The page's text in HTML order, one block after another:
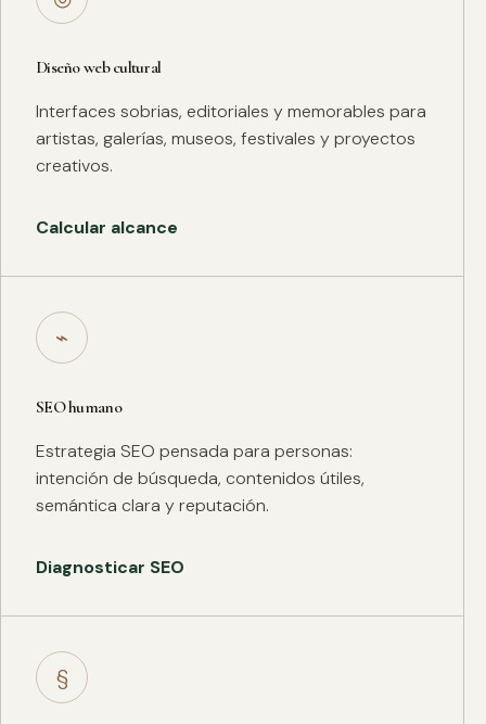
Diseño web cultural
Interfaces sobrias, editoriales y memorables para
artistas, galerías, museos, festivales y proyectos
creativos.
Calcular alcance
⌁
SEO humano
Estrategia SEO pensada para personas:
intención de búsqueda, contenidos útiles,
semántica clara y reputación.
Diagnosticar SEO
§